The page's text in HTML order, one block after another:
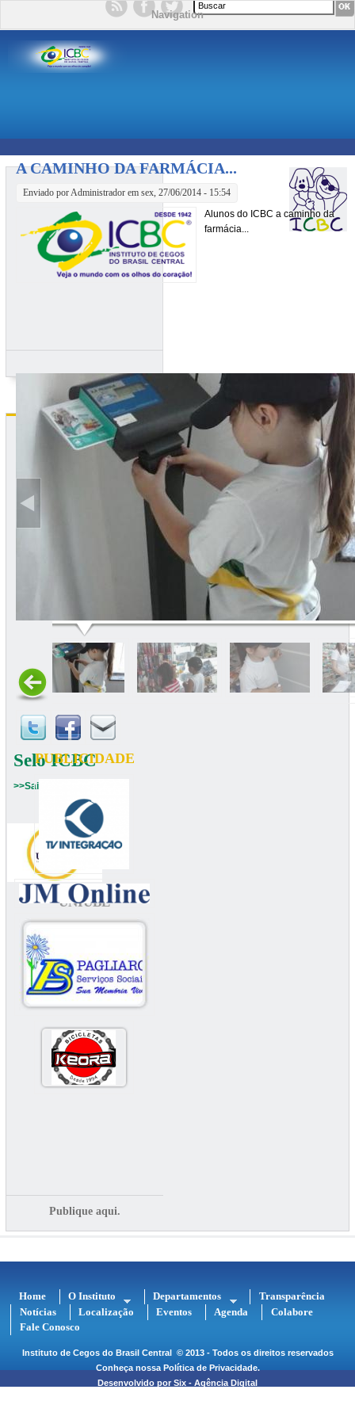
NavigationFormulário de busca
A CAMINHO DA FARMÁCIA...
Enviado porAdministrador em sex, 27/06/2014 - 15:54
Alunos do ICBC a caminho da
farmácia...
Selo ICBC
>>Saiba mais
UNIUBE
PUBLICIDADE
Publique aqui.
Home O Instituto Departamentos
Transparência
Notícias
Localização Eventos Agenda
Colabore
Fale Conosco
Instituto de Cegos do Brasil Central© 2013 - Todos os direitos reservados
Conheça nossa Política de Privacidade.
Desenvolvido por Six - Agência Digital